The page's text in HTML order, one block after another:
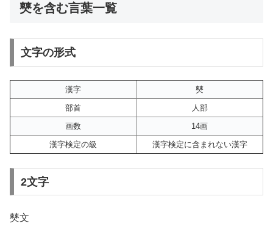
僰を含む言葉一覧
文字の形式
漢字
僰
部首
人部
画数
14画
漢字検定の級
漢字検定に含まれない漢字
2文字
僰文